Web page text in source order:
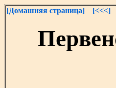
[Домашняя страница] [<<<]